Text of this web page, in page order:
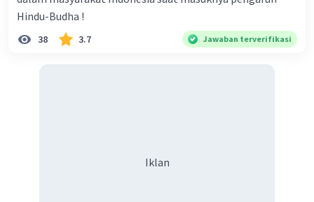
yang lain mungkin ingin menggunakan sejarah untuk
mempengaruhi opini atau pandangan politik.
yang dapat mempengaruhi cara sejarah ditafsirkan dan
Hindu-Budha !
38 3.7 Jawaban terverifikasi
Iklan